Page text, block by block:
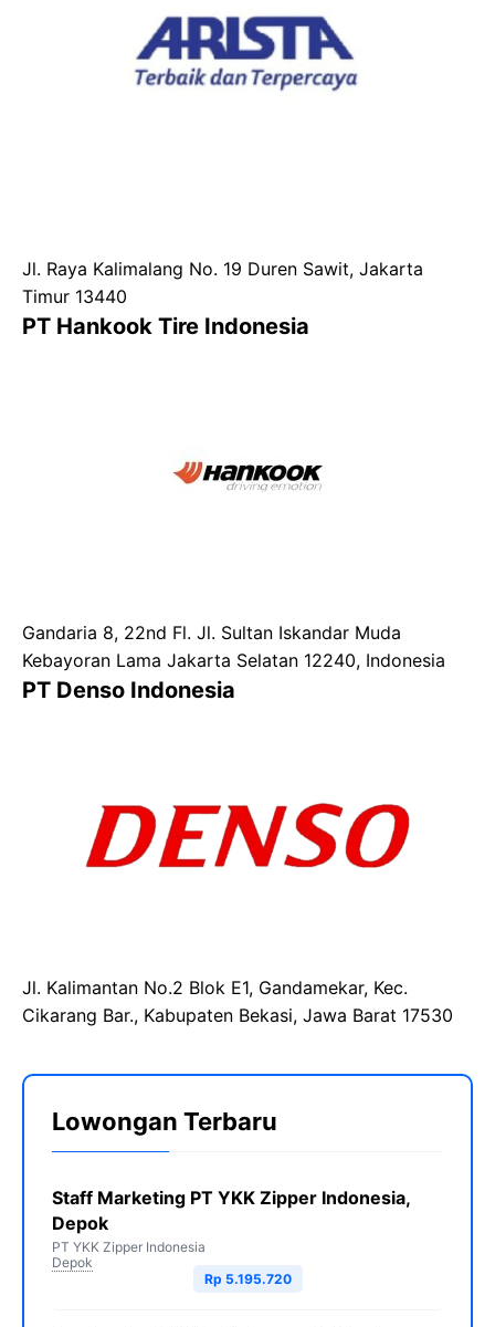
Jl. Raya Kalimalang No. 19 Duren Sawit, Jakarta
Timur 13440
PT Hankook Tire Indonesia
Gandaria 8, 22nd Fl. Jl. Sultan Iskandar Muda
Kebayoran Lama Jakarta Selatan 12240, Indonesia
PT Denso Indonesia
Jl. Kalimantan No.2 Blok E1, Gandamekar, Kec.
Cikarang Bar., Kabupaten Bekasi, Jawa Barat 17530
Lowongan Terbaru
Staff Marketing PT YKK Zipper Indonesia,
Depok
PT YKK Zipper Indonesia
Depok
Rp 5.195.720